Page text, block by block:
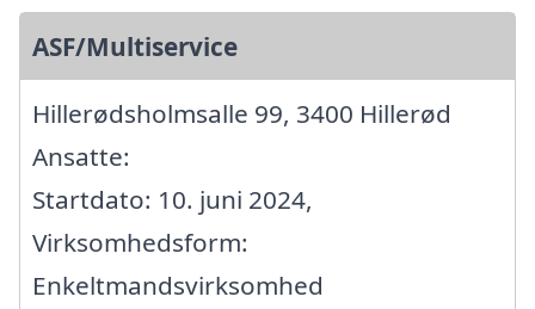
ASF/Multiservice
Hillerødsholmsalle 99, 3400 Hillerød
Ansatte:
Startdato: 10. juni 2024,
Virksomhedsform:
Enkeltmandsvirksomhed